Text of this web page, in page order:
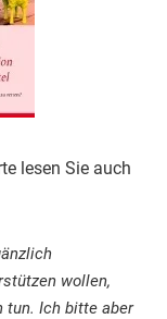
lesen Sie auch
wollen,
tun. Ich bitte aber